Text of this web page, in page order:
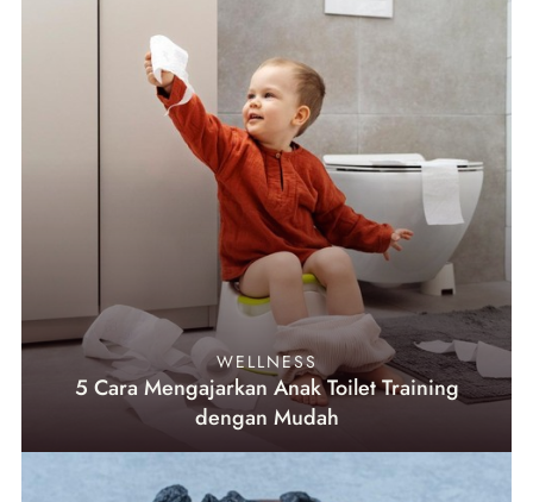
WELLNESS
5 Cara Mengajarkan Anak Toilet Training
dengan Mudah